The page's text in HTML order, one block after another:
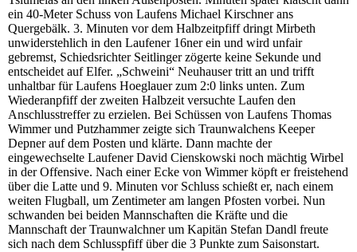
ein 40-Meter Schuss von Laufens Michael Kirschner ans
Quergebälk. 3. Minuten vor dem Halbzeitpfiff dringt Mirbeth
unwiderstehlich in den Laufener 16ner ein und wird unfair
gebremst, Schiedsrichter Seitlinger zögerte keine Sekunde und
entscheidet auf Elfer. „Schweini“ Neuhauser tritt an und trifft
unhaltbar für Laufens Hoeglauer zum 2:0 links unten. Zum
Wiederanpfiff der zweiten Halbzeit versuchte Laufen den
Anschlusstreffer zu erzielen. Bei Schüssen von Laufens Thomas
Wimmer und Putzhammer zeigte sich Traunwalchens Keeper
Depner auf dem Posten und klärte. Dann machte der
eingewechselte Laufener David Cienskowski noch mächtig Wirbel
in der Offensive. Nach einer Ecke von Wimmer köpft er freistehend
über die Latte und 9. Minuten vor Schluss schießt er, nach einem
weiten Flugball, um Zentimeter am langen Pfosten vorbei. Nun
schwanden bei beiden Mannschaften die Kräfte und die
Mannschaft der Traunwalchner um Kapitän Stefan Dandl freute
sich nach dem Schlusspfiff über die 3 Punkte zum Saisonstart.